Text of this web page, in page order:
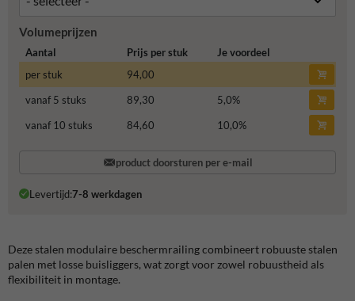
Volumeprijzen
Aantal Prijs per stuk
Je voordeel
per stuk
94,00
vanaf 5 stuks
89,30 5,0%
vanaf 10 stuks
84,60 10,0%
product doorsturen per e-mail
Levertijd:7-8 werkdagen
Deze stalen modulaire beschermrailing combineert robuuste stalen
palen met losse buisliggers, wat zorgt voor zowel robuustheid als
flexibiliteit in montage.